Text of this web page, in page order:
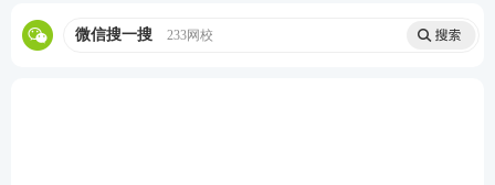
微信搜一搜 233网校